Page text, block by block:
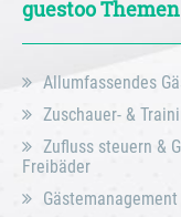
guestoo Themen
Allumfassendes
Zuschauer- &
Zufluss steuern &
Freibäder